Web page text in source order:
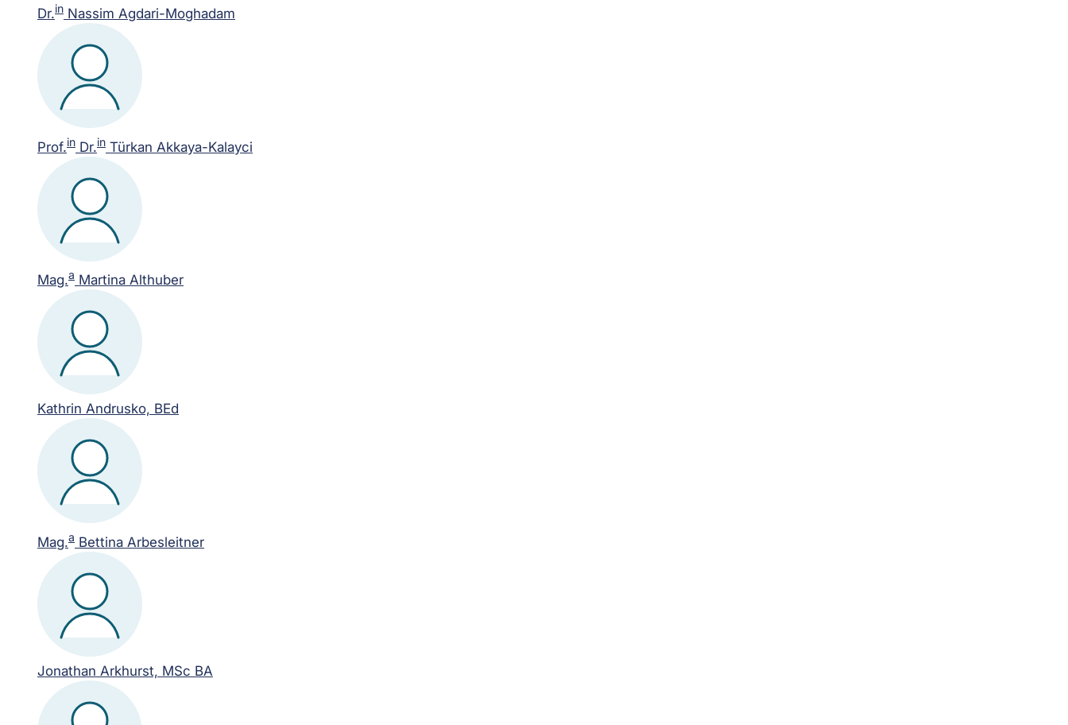
Dr.in Nassim Agdari-Moghadam
Prof.in Dr.in Türkan Akkaya-Kalayci
Mag.a Martina Althuber
Kathrin Andrusko, BEd
Mag.a Bettina Arbesleitner
Jonathan Arkhurst, MSc BA